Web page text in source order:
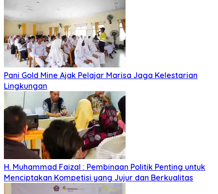
Pani Gold Mine Ajak Pelajar Marisa Jaga Kelestarian
Lingkungan
H. Muhammad Faizal : Pembinaan Politik Penting untuk
Menciptakan Kompetisi yang Jujur dan Berkualitas